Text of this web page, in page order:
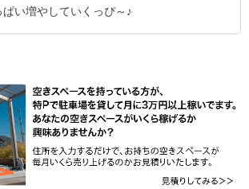
ぱい増やしていくっぴ～♪